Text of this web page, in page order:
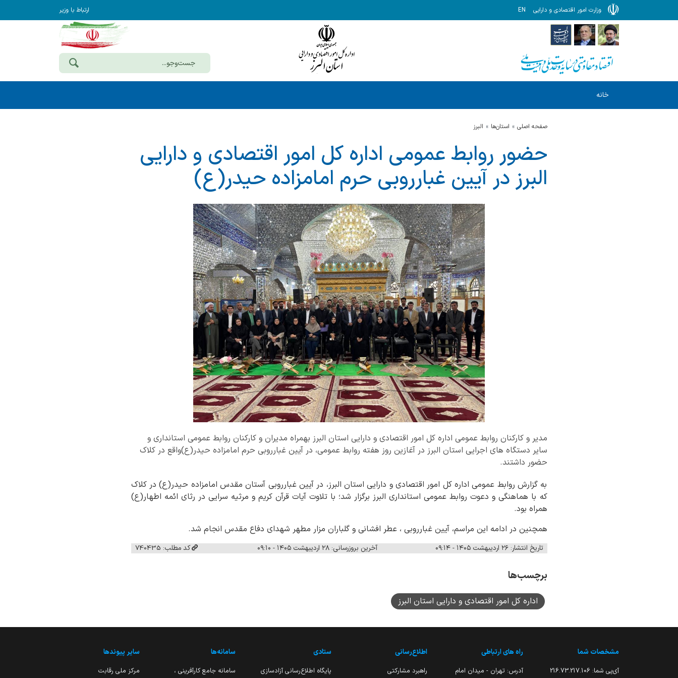
وزارت امور اقتصادی و دارایی EN ارتباط با وزیر
خانه
صفحه اصلی استان‌ها البرز
حضور روابط عمومی اداره کل امور اقتصادی و دارایی
البرز در آیین غبارروبی حرم امامزاده حیدر(ع)
مدیر و کارکنان روابط عمومی اداره کل امور اقتصادی و دارایی استان البرز بهمراه مدیران و کارکنان روابط عمومی استانداری و
سایر دستگاه های اجرایی استان البرز در آغازین روز هفته روابط عمومی، در آیین غبارروبی حرم امامزاده حیدر(ع)واقع در کلاک
حضور داشتند.
به گزارش روابط عمومی اداره کل امور اقتصادی و دارایی استان البرز، در آیین غبارروبی آستان مقدس امامزاده حیدر(ع) در کلاک
که با هماهنگی و دعوت روابط عمومی استانداری البرز برگزار شد؛ با تلاوت آیات قرآن کریم و مرثیه سرایی در رثای ائمه اطهار(ع)
همراه بود.
همچنین در ادامه این مراسم، آیین غبارروبی ، عطر افشانی و گلباران مزار مطهر شهدای دفاع مقدس انجام شد.
تاریخ انتشار: ۲۶ اردیبهشت ۱۴۰۵ - ۰۹:۱۴ آخرین بروزرسانی: ۲۸ اردیبهشت ۱۴۰۵ - ۰۹:۱۰ کد مطلب: 740435
برچسب‌ها
اداره کل امور اقتصادی و دارایی استان البرز
مشخصات شما
آی‌پی شما: 216.73.217.106
راه های ارتباطی
آدرس: تهران - میدان امام
اطلاع‌رسانی
راهبرد مشارکتی
ستادی
پایگاه اطلاع‌رسانی آزادسازی
سامانه‌ها
سامانه جامع کارآفرینی ،
سایر پیوندها
مرکز ملی رقابت